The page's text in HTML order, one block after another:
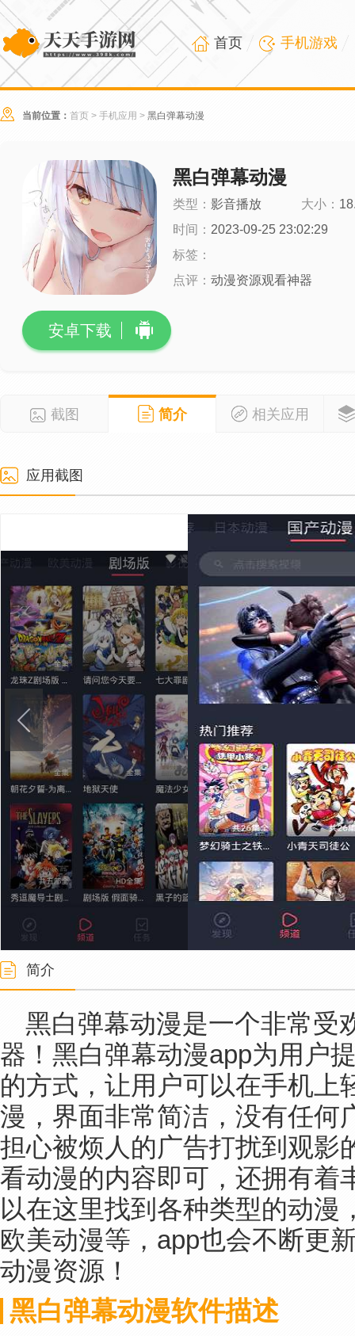
首页 手机游戏
当前位置： 首页 > 手机应用 > 黑白弹幕动漫
黑白弹幕动漫
类型： 影音播放 大小：
时间： 2023-09-25 23:02:29
标签：
点评： 动漫资源观看神器
安卓下载
截图 简介 相关应用
应用截图
简介
黑白弹幕动漫是一个非常受
器！黑白弹幕动漫app为用户
的方式，让用户可以在手机上
漫，界面非常简洁，没有任何
担心被烦人的广告打扰到观影
看动漫的内容即可，还拥有着
以在这里找到各种类型的动漫
欧美动漫等，app也会不断更
动漫资源！
黑白弹幕动漫软件描述